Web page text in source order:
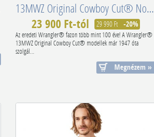
13MWZ Original Cowboy Cut® Non-Elastic Stonewashed 112358496
23 900 Ft-tól 29 990 Ft -20%
Az eredeti Wrangler® fazon több mint 100 éve! A Wrangler®
13MWZ Original Cowboy Cut® modellek már 1947 óta
szolgál...
Megnézem »